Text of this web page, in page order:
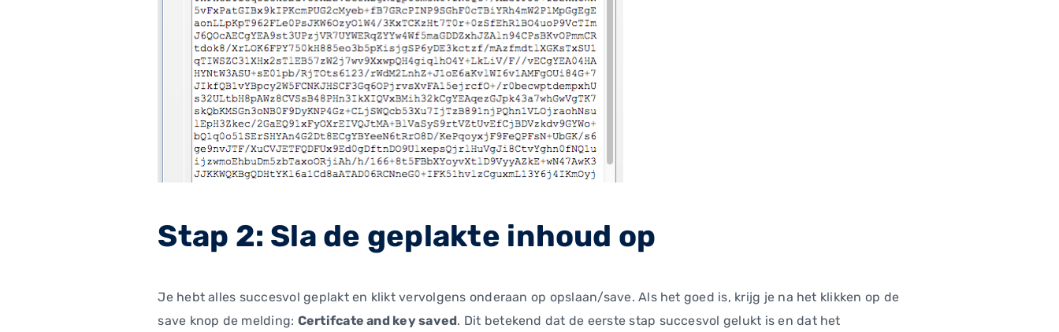
Stap 2: Sla de geplakte inhoud op
Je hebt alles succesvol geplakt en klikt vervolgens onderaan op opslaan/save. Als het goed is, krijg je na het klikken op de
save knop de melding: Certifcate and key saved. Dit betekend dat de eerste stap succesvol gelukt is en dat het